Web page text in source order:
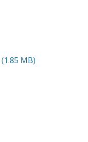
(1.85 MB)